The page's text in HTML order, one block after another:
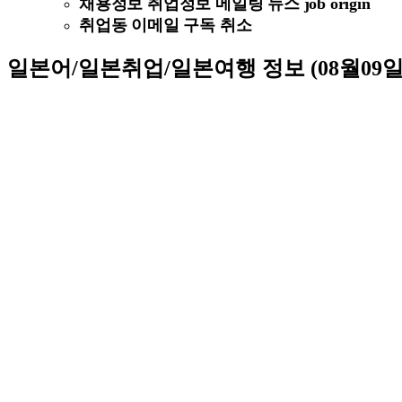
채용정보 취업정보 메일링 뉴스 job origin
취업동 이메일 구독 취소
일본어/일본취업/일본여행 정보 (08월09